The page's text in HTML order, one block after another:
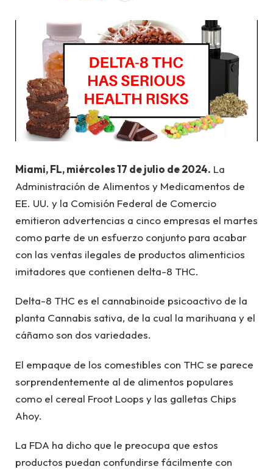
Miami, FL, miércoles 17 de julio de 2024. La
Administración de Alimentos y Medicamentos de
EE. UU. y la Comisión Federal de Comercio
emitieron advertencias a cinco empresas el martes
como parte de un esfuerzo conjunto para acabar
con las ventas ilegales de productos alimenticios
imitadores que contienen delta-8 THC.
Delta-8 THC es el cannabinoide psicoactivo de la
planta Cannabis sativa, de la cual la marihuana y el
cáñamo son dos variedades.
El empaque de los comestibles con THC se parece
sorprendentemente al de alimentos populares
como el cereal Froot Loops y las galletas Chips
Ahoy.
La FDA ha dicho que le preocupa que estos
productos puedan confundirse fácilmente con